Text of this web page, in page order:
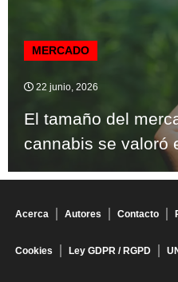
MERCADO
22 junio, 2026
El tamaño del
cannabis se valoró
Acerca Autores Contacto
Cookies Ley GDPR / RGPD